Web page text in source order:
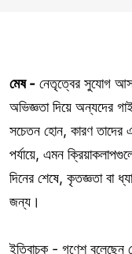
মেষ - নেতৃত্বের সুযোগ
অভিজ্ঞতা দিয়ে অন্যদের
সচেতন হোন, কারণ
পর্যায়ে, এমন
দিনের শেষে, কৃতজ্ঞতা বা
জন্য।
ইতিবাচক - গণেশ বলেছেন